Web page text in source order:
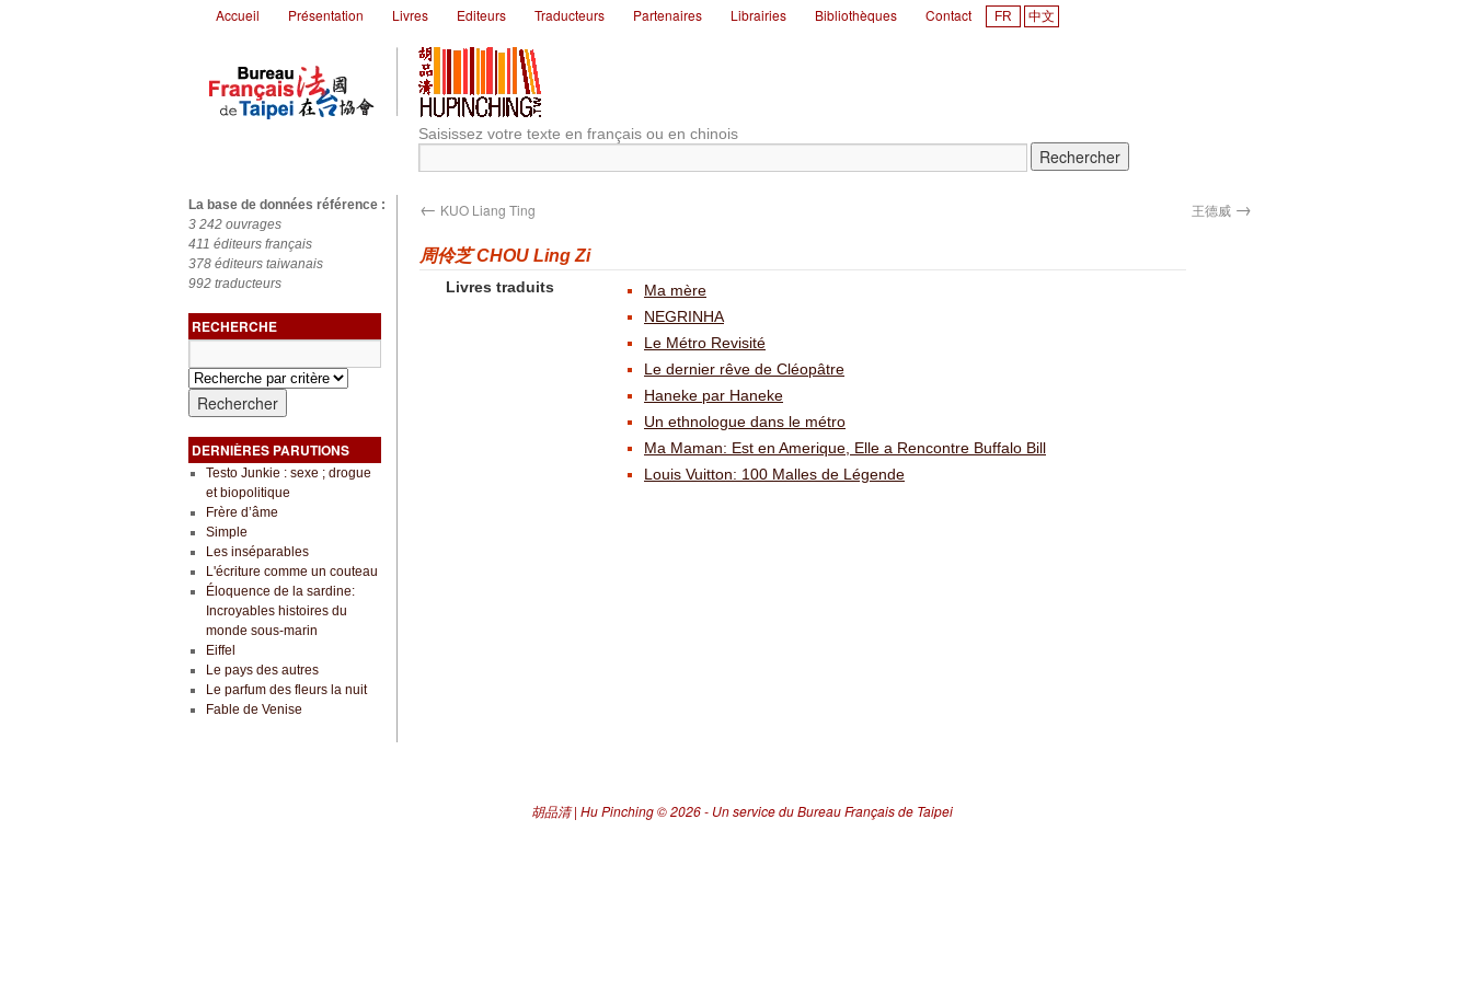
Accueil Présentation Livres Editeurs Traducteurs Partenaires Librairies Bibliothèques Contact FR 中文
Saisissez votre texte en français ou en chinois
La base de données référence :
3 242 ouvrages
411 éditeurs français
378 éditeurs taiwanais
992 traducteurs
RECHERCHE
DERNIÈRES PARUTIONS
Testo Junkie : sexe ; drogue
et biopolitique
Frère d’âme
Simple
Les inséparables
L'écriture comme un couteau
Éloquence de la sardine:
Incroyables histoires du
monde sous-marin
Eiffel
Le pays des autres
Le parfum des fleurs la nuit
Fable de Venise
← KUO Liang Ting 王德威 →
周伶芝 CHOU Ling Zi
Livres traduits
Ma mère
NEGRINHA
Le Métro Revisité
Le dernier rêve de Cléopâtre
Haneke par Haneke
Un ethnologue dans le métro
Ma Maman: Est en Amerique, Elle a Rencontre Buffalo Bill
Louis Vuitton: 100 Malles de Légende
胡品清 | Hu Pinching© 2026 - Un service du Bureau Français de Taipei